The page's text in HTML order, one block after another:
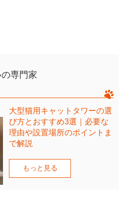
専門家
大型猫用キャットタワーの選
び方とおすすめ3選｜必要な
理由や設置場所のポイントま
で解説
もっと見る